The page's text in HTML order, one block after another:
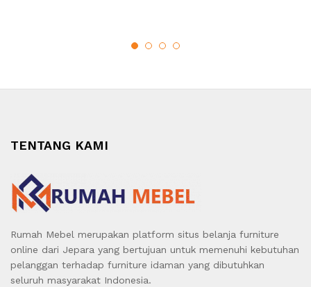
TENTANG KAMI
Rumah Mebel merupakan platform situs belanja furniture
online dari Jepara yang bertujuan untuk memenuhi kebutuhan
pelanggan terhadap furniture idaman yang dibutuhkan
seluruh masyarakat Indonesia.